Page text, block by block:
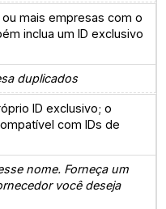
mais empresas com o
inclua um ID exclusivo
duplicados
ID exclusivo; o
com IDs de
nome. Forneça um
você deseja